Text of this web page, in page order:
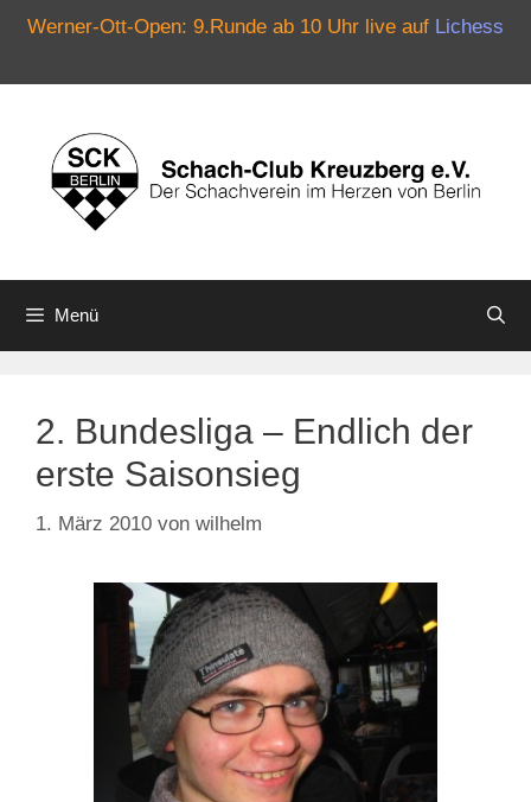
Werner-Ott-Open: 9.Runde ab 10 Uhr live auf Lichess
springen
Menü
2. Bundesliga – Endlich der
erste Saisonsieg
1. März 2010 von wilhelm